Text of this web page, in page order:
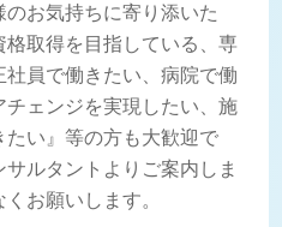
お気持ちに寄り添いた
取得を目指している、専
員で働きたい、病院で働
ェンジを実現したい、施
い』等の方も大歓迎で
ルタントよりご案内しま
お願いします。